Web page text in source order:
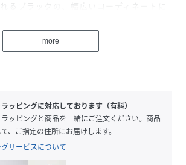
るブラックの、幅広いコーディネートに
場はもちろん、コースへの行き帰りにも
ティーさとカジュアル感をバランスよく
中国製
(甲皮の使用材)人工皮革 ポリエステル
(底材の種類)合成底
more
ッピングに対応しております（有料）
ッピングと商品を一緒にご注文ください。商品
、ご指定の住所にお届けします。
サービスについて